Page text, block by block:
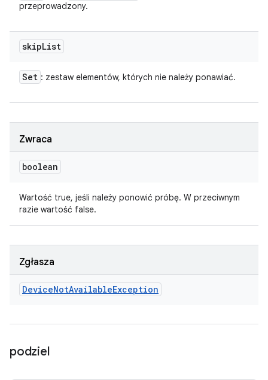
przeprowadzony.
skipList
Set : zestaw elementów, których nie należy ponawiać.
Zwraca
boolean
Wartość true, jeśli należy ponowić próbę. W przeciwnym
razie wartość false.
Zgłasza
DeviceNotAvailableException
podziel